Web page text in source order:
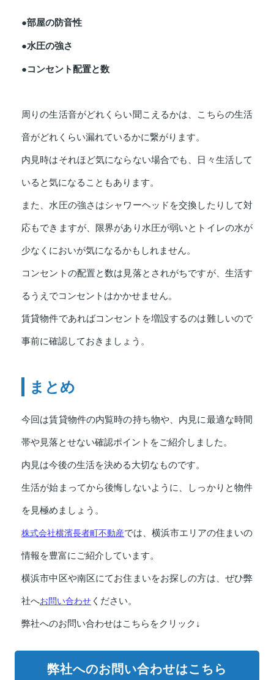
●部屋の防音性
●水圧の強さ
●コンセント配置と数
周りの生活音がどれくらい聞こえるかは、こちらの生活
音がどれくらい漏れているかに繋がります。
内見時はそれほど気にならない場合でも、日々生活して
いると気になることもあります。
また、水圧の強さはシャワーヘッドを交換したりして対
応もできますが、限界があり水圧が弱いとトイレの水が
少なくにおいが気になるかもしれません。
コンセントの配置と数は見落とされがちですが、生活す
るうえでコンセントはかかせません。
賃貸物件であればコンセントを増設するのは難しいので
事前に確認しておきましょう。
まとめ
今回は賃貸物件の内覧時の持ち物や、内見に最適な時間
帯や見落とせない確認ポイントをご紹介しました。
内見は今後の生活を決める大切なものです。
生活が始まってから後悔しないように、しっかりと物件
を見極めましょう。
株式会社横濱長者町不動産では、横浜市エリアの住まいの
情報を豊富にご紹介しています。
横浜市中区や南区にてお住まいをお探しの方は、ぜひ弊
社へお問い合わせ ください。
弊社へのお問い合わせはこちらをクリック↓
弊社へのお問い合わせはこちら